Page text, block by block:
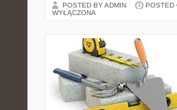
POSTED BY ADMIN POSTED
WYŁĄCZONA